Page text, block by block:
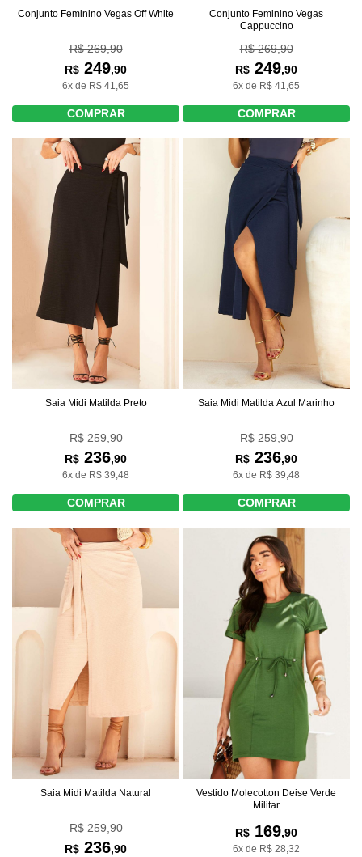
Conjunto Feminino Vegas Off White
R$ 269,90
R$ 249,90
6x de R$ 41,65
COMPRAR
Conjunto Feminino Vegas
Cappuccino
R$ 269,90
R$ 249,90
6x de R$ 41,65
COMPRAR
Saia Midi Matilda Preto
R$ 259,90
R$ 236,90
6x de R$ 39,48
COMPRAR
Saia Midi Matilda Azul Marinho
R$ 259,90
R$ 236,90
6x de R$ 39,48
COMPRAR
Saia Midi Matilda Natural
R$ 259,90
R$ 236,90
Vestido Molecotton Deise Verde
Militar
R$ 169,90
6x de R$ 28,32